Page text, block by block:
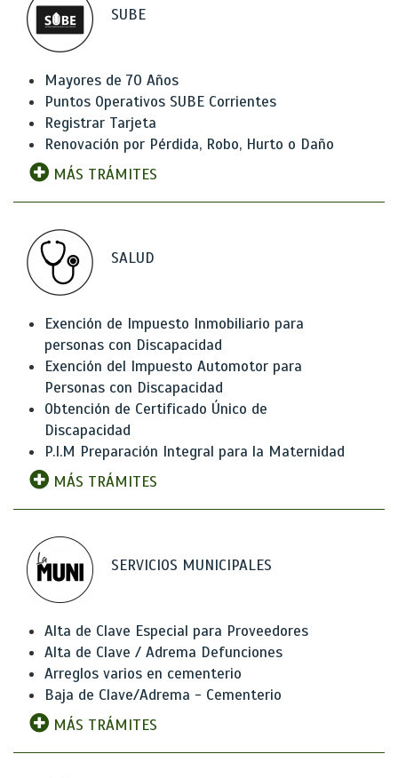
SUBE
Mayores de 70 Años
Puntos Operativos SUBE Corrientes
Registrar Tarjeta
Renovación por Pérdida, Robo, Hurto o Daño
MÁS TRÁMITES
SALUD
Exención de Impuesto Inmobiliario para
personas con Discapacidad
Exención del Impuesto Automotor para
Personas con Discapacidad
Obtención de Certificado Único de
Discapacidad
P.I.M Preparación Integral para la Maternidad
MÁS TRÁMITES
SERVICIOS MUNICIPALES
Alta de Clave Especial para Proveedores
Alta de Clave / Adrema Defunciones
Arreglos varios en cementerio
Baja de Clave/Adrema - Cementerio
MÁS TRÁMITES